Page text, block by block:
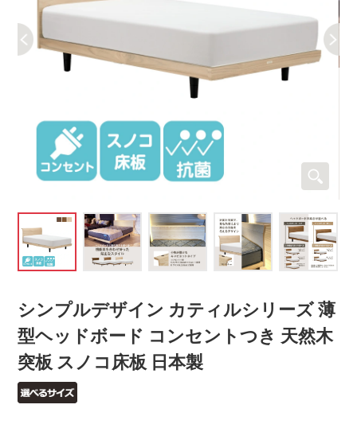
シンプルデザイン カティルシリーズ 薄
型ヘッドボード コンセントつき 天然木
突板 スノコ床板 日本製